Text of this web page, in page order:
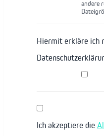
andere
Hiermit erkläre ich
Ich akzeptiere die